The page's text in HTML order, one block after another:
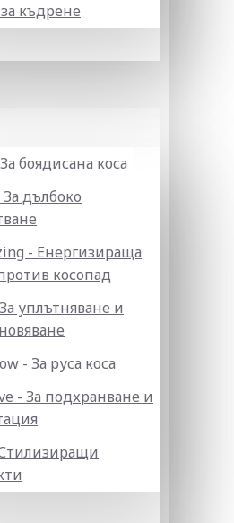
къдрене
боядисана коса
дълбоко
- Енергизираща
косопад
уплътняване и
- За руса коса
- За подхранване и